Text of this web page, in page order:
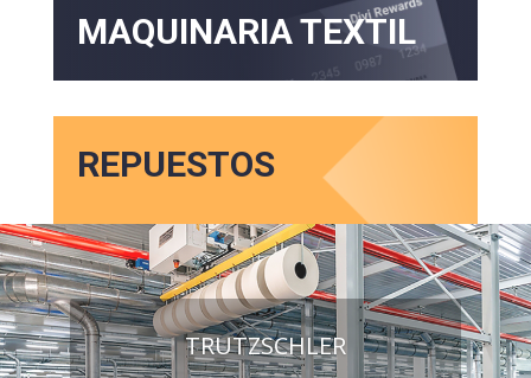
MAQUINARIA TEXTIL
REPUESTOS
TRUTZSCHLER